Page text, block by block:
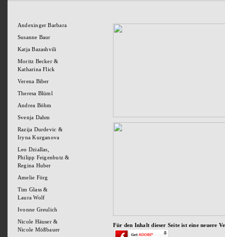
Andexinger Barbara
Susanne Baur
Katja Bazashvili
Moritz Becker &
Katharina Flick
Verena Biber
Theresa Blüml
Andrea Böhm
Svenja Dahm
Razija Durdevic &
Iryna Kurganova
Leo Dziallas,
Philipp Feigenbutz &
Regina Huber
Amelie Förg
Tim Glass &
Laura Wolf
Ivonne Greulich
Nicole Häuser &
Nicole Mößbauer
Für den Inhalt dieser Seite ist eine neuere